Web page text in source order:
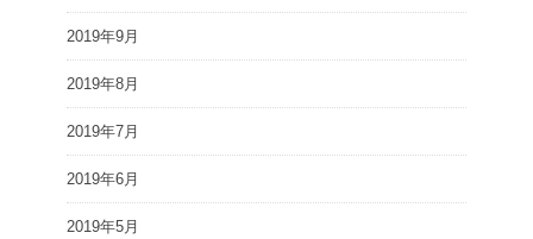
2019年9月
2019年8月
2019年7月
2019年6月
2019年5月